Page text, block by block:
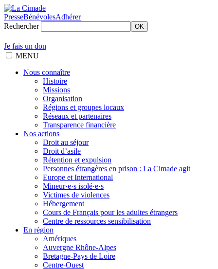
PresseBénévolesAdhérer
Rechercher
OK
Je fais un don
MENU
Nous connaître
Histoire
Missions
Organisation
Régions et groupes locaux
Réseaux et partenaires
Transparence financière
Nos actions
Droit au séjour
Droit d’asile
Rétention et expulsion
Personnes étrangères en prison : La Cimade agit
Europe et International
Mineur·e·s isolé·e·s
Victimes de violences
Hébergement
Cours de Français pour les adultes étrangers
Centre de ressources sensibilisation
En région
Amériques
Auvergne Rhône-Alpes
Bretagne-Pays de Loire
Centre-Ouest